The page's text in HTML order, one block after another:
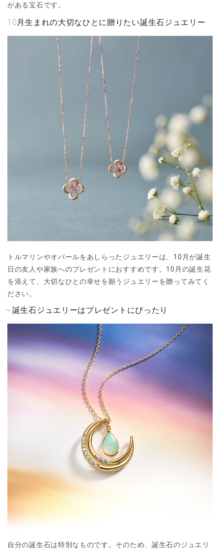
がある宝石です。
10月生まれの大切なひとに贈りたい誕生石ジュエリー
トルマリンやオパールをあしらったジュエリーは、10月が誕生
日の友人や家族へのプレゼントにおすすめです。10月の誕生花
を添えて、大切なひとの幸せを願うジュエリーを贈ってみてく
ださい。
誕生石ジュエリーはプレゼントにぴったり
自分の誕生石は特別なものです。そのため、誕生石のジュエリ